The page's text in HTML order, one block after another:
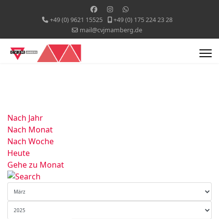
+49 (0) 9621 15525
+49 (0) 175 224 23 28
mail@cvjmamberg.de
Nach Jahr
Nach Monat
Nach Woche
Heute
Gehe zu Monat